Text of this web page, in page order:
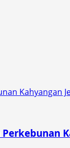
Kahyangan